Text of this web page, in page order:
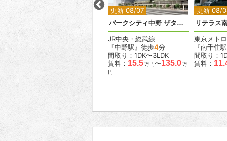
分
更新 08/08
アジールコート麻布十番
都営大江戸線
『麻布十番駅』徒歩
間取り：1K〜2LDK
更新 08/07
パークシティ中野 ザタワー エアーズ
JR中央・総武線
『中野駅』徒歩4分
間取り：1DK〜3LDK
賃料： 15.5万円〜135.0万
円
更新 08/
リテラス
東京メト
『南千住
間取り：
賃料：